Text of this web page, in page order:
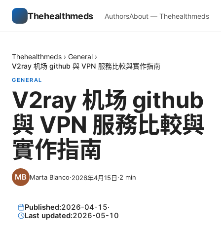
Thehealthmeds AuthorsAbout — Thehealthmeds
Thehealthmeds › General ›
V2ray 机场 github 與 VPN 服務比較與實作指南
GENERAL
V2ray 机场 github
與 VPN 服務比較與
實作指南
Marta Blanco·2026年4月15日·2 min
Published:2026-04-15·
Last updated:2026-05-10